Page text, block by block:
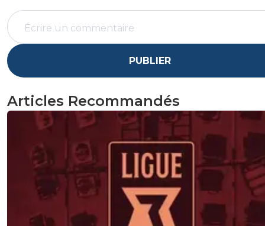
PUBLIER
Articles Recommandés